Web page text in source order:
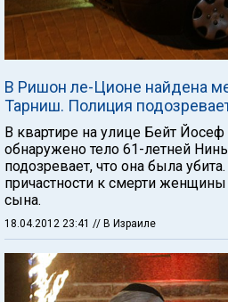
В Ришон ле-Ционе найдена
Тарниш. Полиция
В квартире на улице Бейт
обнаружено тело 61-летней
подозревает, что она была
причастности к смерти
сына.
18.04.2012 23:41 // В Израиле